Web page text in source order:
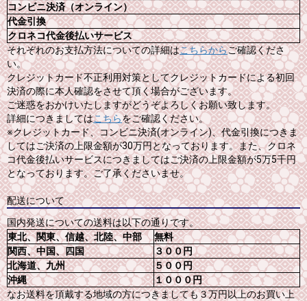
コンビニ決済（オンライン）
代金引換
クロネコ代金後払いサービス
それぞれのお支払方法についての詳細はこちらからご確認くださ
い。
クレジットカード不正利用対策としてクレジットカードによる初回
決済の際に本人確認をさせて頂く場合がございます。
ご迷惑をおかけいたしますがどうぞよろしくお願い致します。
詳細につきましてはこちらをご確認ください。
※クレジットカード、コンビニ決済(オンライン)、代金引換につきま
してはご決済の上限金額が30万円となっております。また、クロネ
コ代金後払いサービスにつきましてはご決済の上限金額が5万5千円
となっております。ご了承くださいませ。
配送について
国内発送についての送料は以下の通りです。
東北、関東、信越、北陸、中部
無料
関西、中国、四国
３００円
北海道、九州
５００円
沖縄
１０００円
なお送料を頂戴する地域の方につきましても３万円以上のお買い上